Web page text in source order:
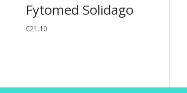
Fytomed Solidago
€21.10